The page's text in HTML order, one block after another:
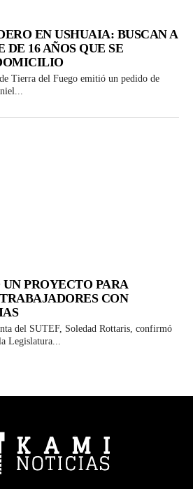
EN USHUAIA: BUSCAN A
DE 16 AÑOS QUE SE
Tierra del Fuego emitió un pedido de
UN PROYECTO PARA
CON
del SUTEF, Soledad Rottaris, confirmó
Legislatura...